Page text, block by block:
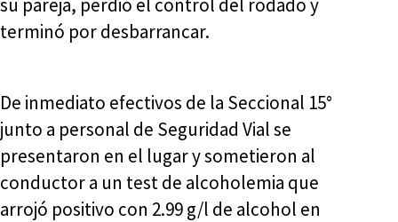
su pareja, perdió el control del rodado y
terminó por desbarrancar.
De inmediato efectivos de la Seccional 15°
junto a personal de Seguridad Vial se
presentaron en el lugar y sometieron al
conductor a un test de alcoholemia que
arrojó positivo con 2.99 g/l de alcohol en